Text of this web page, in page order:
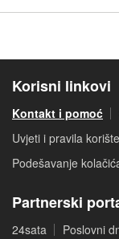
Korisni linkovi
Kontakt i pomoć
Uvjeti i pravila
Podešavanje
Partnerski
24sata Poslovni